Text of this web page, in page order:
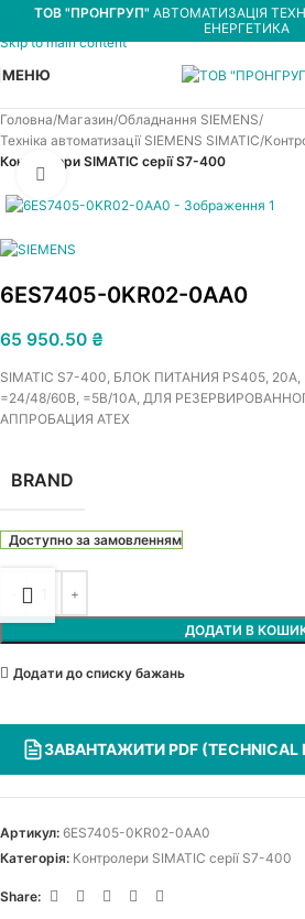
Skip to navigation
Skip to main content
ТОВ "ПРОНГРУП" АВТОМАТИЗАЦІЯ
ЕНЕРГЕТИКА
МЕНЮ
Головна Магазин Обладнання SIEMENS
Техніка автоматизації SIEMENS SIMATIC
Контролери SIMATIC серії S7-400
Увеличить
6ES7405-0KR02-0AA0
65 950.50 ₴
SIMATIC S7-400, БЛОК ПИТАНИЯ PS405,
=24/48/60В, =5В/10A, ДЛЯ
АППРОБАЦИЯ ATEX
BRAND
Доступно за замовленням
ДОДАТИ В
Додати до списку бажань
ЗАВАНТАЖИТИ PDF (TECHNICAL
Артикул: 6ES7405-0KR02-0AA0
Категорія: Контролери SIMATIC серії S7-400
Share: